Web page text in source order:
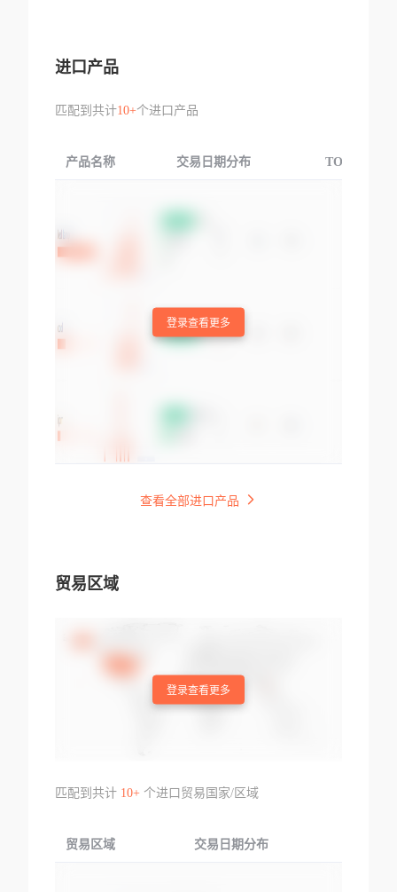
进口产品
匹配到共计10+个进口产品
产品名称 交易日期分布 TOP3交易国
登录查看更多
查看全部进口产品
贸易区域
登录查看更多
匹配到共计 10+个进口贸易国家/区域
贸易区域 交易日期分布